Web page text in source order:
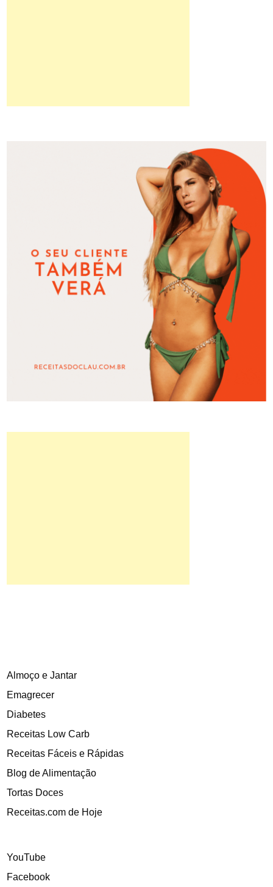
Almoço e Jantar
Emagrecer
Diabetes
Receitas Low Carb
Receitas Fáceis e Rápidas
Blog de Alimentação
Tortas Doces
Receitas.com de Hoje
YouTube
Facebook